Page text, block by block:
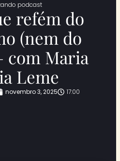
podcast
refém do
(nem do
com Maria
Leme
novembro 3, 2025 17:00